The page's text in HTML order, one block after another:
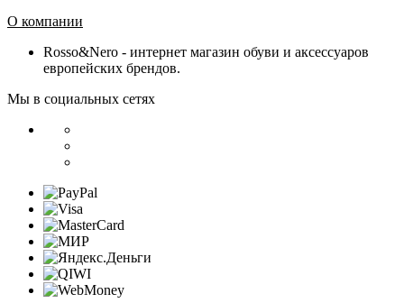
О компании
Rosso&Nero - интернет магазин обуви и аксессуаров
европейских брендов.
Мы в социальных сетях